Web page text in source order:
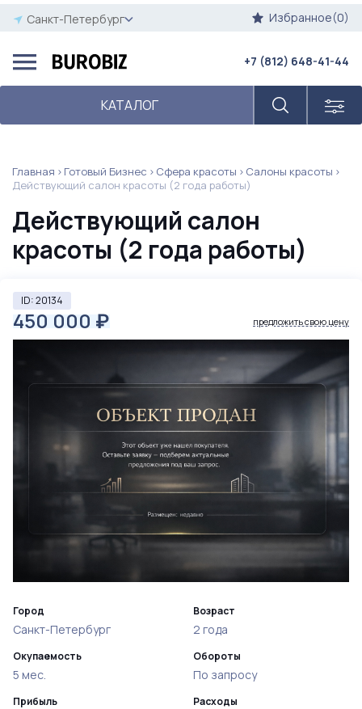
Санкт-Петербург Избранное(0)
КАТАЛОГ
+7 (812) 648-41-44
Главная Готовый Бизнес Сфера красоты
Салоны красоты
Действующий салон красоты (2 года работы)
Действующий салон
красоты (2 года работы)
ID: 20134
450 000 ₽ предложить свою цену
Город
Санкт-Петербург
Окупаемость
5 мес.
Прибыль
Возраст
2 года
Обороты
По запросу
Расходы